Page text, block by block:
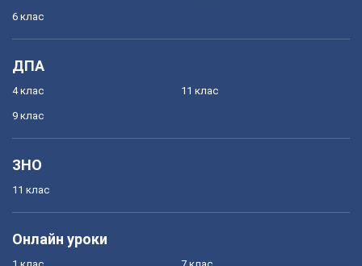
6 клас
ДПА
4 клас
9 клас
11 клас
ЗНО
11 клас
Онлайн уроки